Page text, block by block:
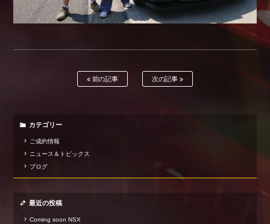
前の記事 次の記事
カテゴリー
ご成約情報
ニュース＆トピックス
ブログ
最近の投稿
Coming soon NSX